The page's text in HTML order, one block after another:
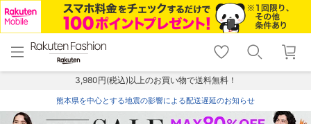
menu home
トップ
shopping_cart lock_outline
ログイン
3,980円(税込)以上のお買い物で送料無料！
熊本県を中心とする地震の影響による配送遅延のお知らせ